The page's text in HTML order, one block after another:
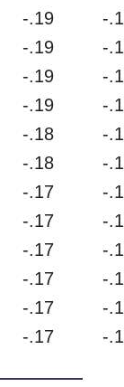
-.19
-
-.19
-
-.19
-
-.19
-
-.18
-
-.18
-
-.17
-
-.17
-
-.17
-
-.17
-
-.17
-
-.17 -